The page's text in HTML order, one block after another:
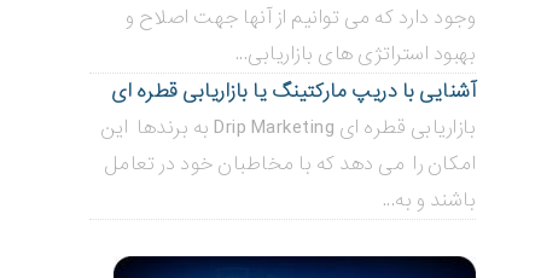
وجود دارد که می توانیم از آنها جهت اصلاح و
بهبود استراتژی های بازاریابی...
آشنایی با دریپ مارکتینگ یا بازاریابی قطره ای
بازاریابی قطره ای Drip Marketing به برندها این
امکان را می دهد که با مخاطبان خود در تعامل
باشند و به...